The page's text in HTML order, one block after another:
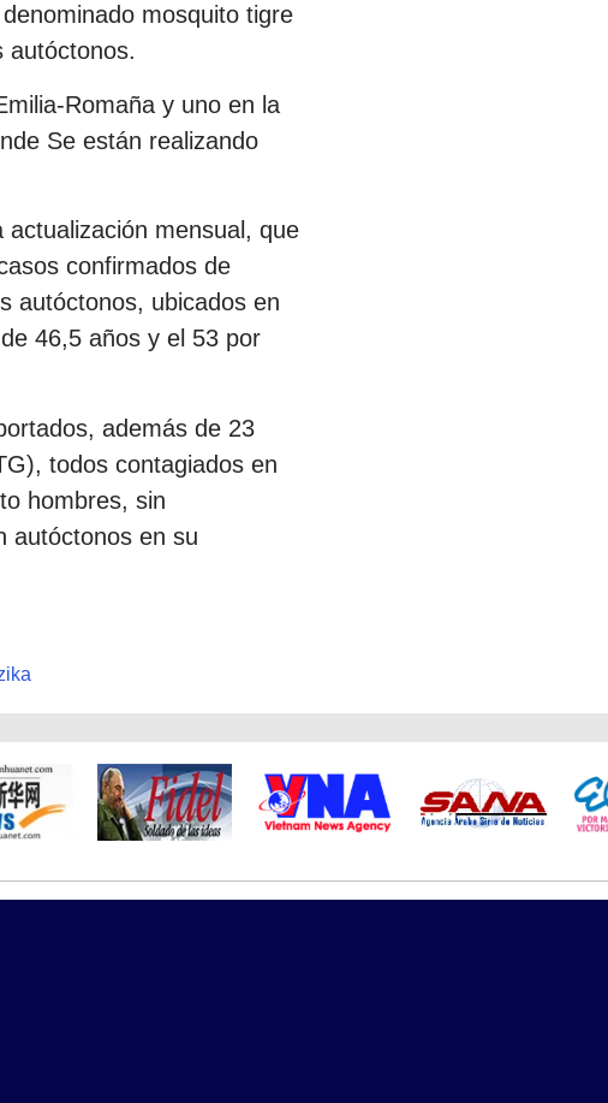
mosquito tigre
autóctonos.
Romaña y uno en la
Se están realizando
mensual, que
confirmados de
autóctonos, ubicados en
46,5 años y el 53 por
además de 23
todos contagiados en
hombres, sin
autóctonos en su